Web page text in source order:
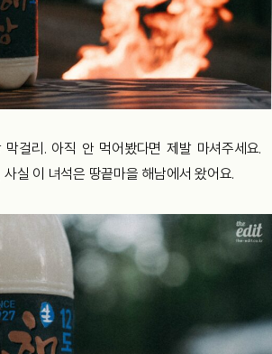
걸리. 아직 안 먹어봤다면 제발 마셔주세요.
실 이 녀석은 땅끝마을 해남에서 왔어요.